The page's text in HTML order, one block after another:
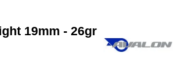
19mm - 26gr